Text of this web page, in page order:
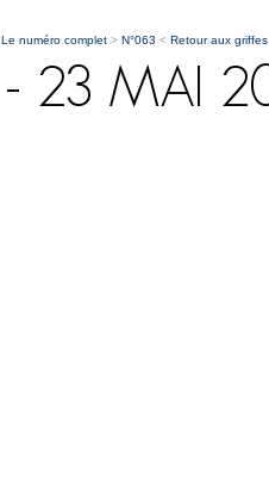
Le numéro complet > N°063 < Retour aux griffes